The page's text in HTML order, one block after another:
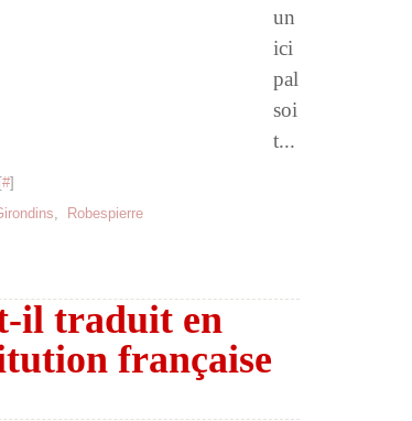
un
ici
pal
soi
t...
#]
, Robespierre
il traduit en
française